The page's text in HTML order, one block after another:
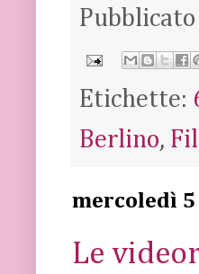
Pubblicato
Etichette:
Berlino,
mercoledì
Le